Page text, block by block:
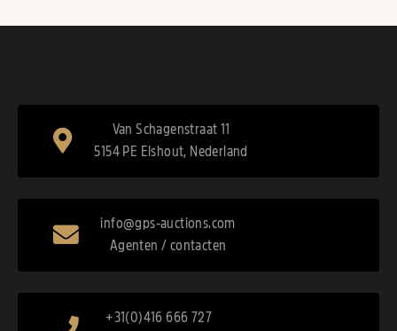
Van Schagenstraat 11
5154 PE Elshout, Nederland
info@gps-auctions.com
Agenten / contacten
+31(0)416 666 727